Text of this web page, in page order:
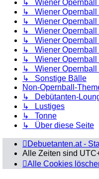
↳ Wiener Opernball
↳ Wiener Opernball
↳ Wiener Opernball
↳ Wiener Opernball
↳ Wiener Opernball
↳ Wiener Opernball
↳ Wiener Opernball
↳ Wiener Opernball
↳ Sonstige Bälle
Non-Opernball-
↳ Debütanten-
↳ Lustiges
↳ Tonne
↳ Über diese Seite
Debuetanten.at -
Alle Zeiten sind
Alle Cookies